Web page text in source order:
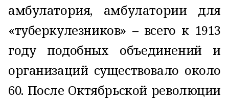
амбулатория, амбулатории для
«туберкулезников» – всего к 1913
году подобных объединений и
организаций существовало около
60. После Октябрьской революции